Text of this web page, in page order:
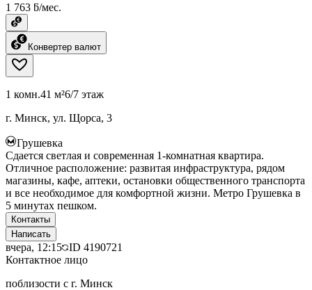
1 763 ƃ/мес.
Конвертер валют
1 комн.41 м²6/7 этаж
г. Минск, ул. Щорса, 3
Грушевка
Сдается светлая и современная 1-комнатная квартира.
Отличное расположение: развитая инфраструктура, рядом
магазины, кафе, аптеки, остановки общественного транспорта
и все необходимое для комфортной жизни. Метро Грушевка в
5 минутах пешком.
Контакты
Написать
вчера, 12:15 ID 4190721
Контактное лицо
поблизости с г. Минск